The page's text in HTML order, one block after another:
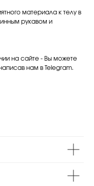
материала к телу в
рукавом и
на сайте - Вы можете
нам в Telegram.